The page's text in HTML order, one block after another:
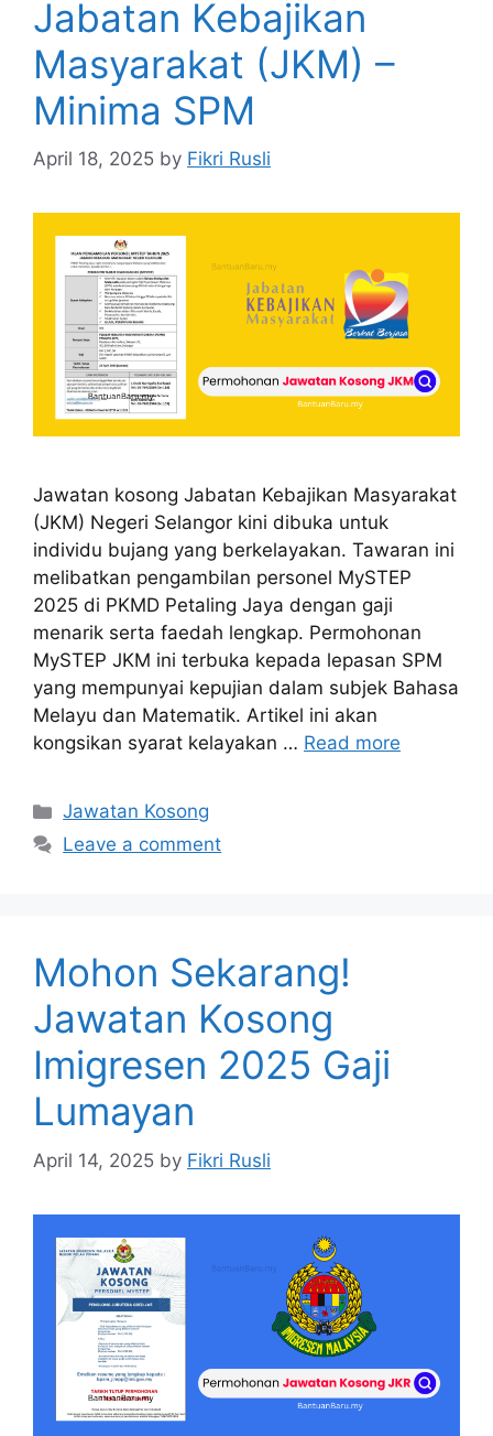
Jabatan Kebajikan
Masyarakat (JKM) –
Minima SPM
April 18, 2025 by Fikri Rusli
Jawatan kosong Jabatan Kebajikan Masyarakat
(JKM) Negeri Selangor kini dibuka untuk
individu bujang yang berkelayakan. Tawaran ini
melibatkan pengambilan personel MySTEP
2025 di PKMD Petaling Jaya dengan gaji
menarik serta faedah lengkap. Permohonan
MySTEP JKM ini terbuka kepada lepasan SPM
yang mempunyai kepujian dalam subjek Bahasa
Melayu dan Matematik. Artikel ini akan
kongsikan syarat kelayakan … Read more
Categories
Jawatan Kosong
Leave a comment
Mohon Sekarang!
Jawatan Kosong
Imigresen 2025 Gaji
Lumayan
April 14, 2025 by Fikri Rusli